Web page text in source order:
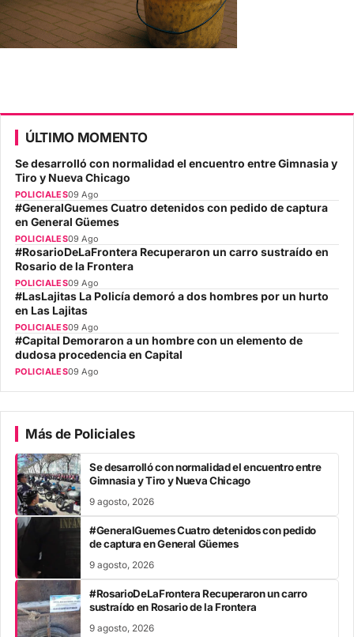
ÚLTIMO MOMENTO
Se desarrolló con normalidad el encuentro entre Gimnasia y
Tiro y Nueva Chicago
POLICIALES09 Ago
#GeneralGuemes Cuatro detenidos con pedido de captura
en General Güemes
POLICIALES09 Ago
#RosarioDeLaFrontera Recuperaron un carro sustraído en
Rosario de la Frontera
POLICIALES09 Ago
#LasLajitas La Policía demoró a dos hombres por un hurto
en Las Lajitas
POLICIALES09 Ago
#Capital Demoraron a un hombre con un elemento de
dudosa procedencia en Capital
POLICIALES09 Ago
Más de Policiales
Se desarrolló con normalidad el encuentro entre
Gimnasia y Tiro y Nueva Chicago
9 agosto, 2026
#GeneralGuemes Cuatro detenidos con pedido
de captura en General Güemes
9 agosto, 2026
#RosarioDeLaFrontera Recuperaron un carro
sustraído en Rosario de la Frontera
9 agosto, 2026